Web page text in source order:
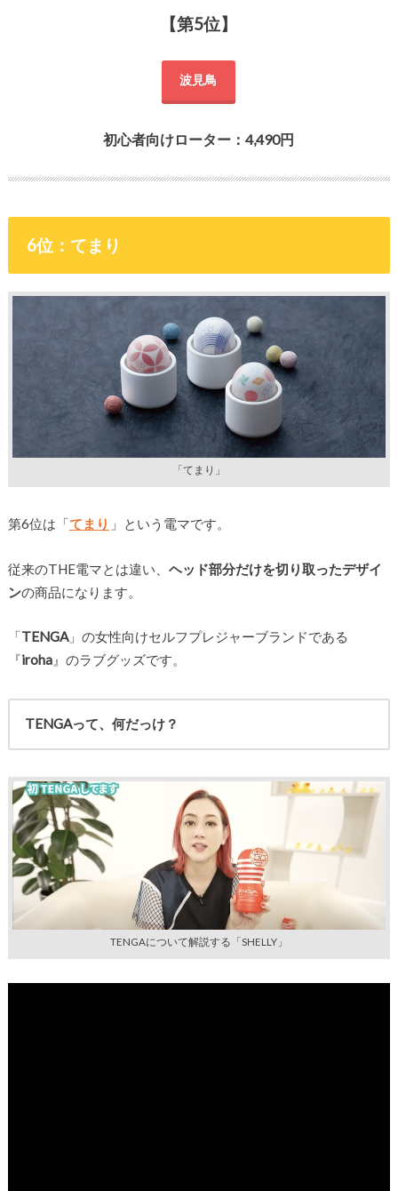
【第5位】
波見鳥
初心者向けローター：4,490円
6位：てまり
「てまり」
第6位は「てまり 」という電マです。
従来のTHE電マとは違い、 ヘッド部分だけを切り取ったデザイ
ンの商品になります。
「TENGA」の女性向けセルフプレジャーブランドである
『iroha』のラブグッズです。
TENGAって、何だっけ？
TENGAについて解説する「SHELLY」